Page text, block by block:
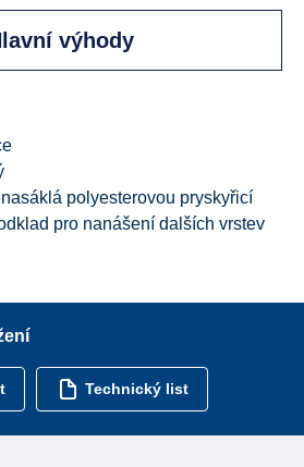
výhody
polyesterovou pryskyřicí
pro nanášení dalších vrstev
Technický list